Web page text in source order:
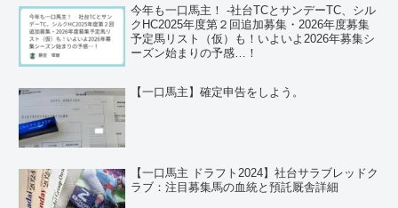
今年も一口馬主！ ‐社台TCとサンデーTC、シル
クHC2025年度第２回追加募集・2026年度募集
予定馬リスト（仮）も！いよいよ2026年募集シ
ーズン始まりの予感…！
【一口馬主】確定申告をしよう。
【一口馬主 ドラフト2024】社台サラブレッドク
ラブ：注目募集馬の血統と預託厩舎詳細